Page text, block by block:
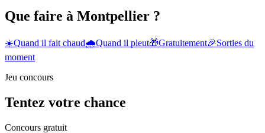
Que faire à Montpellier ?
☀️Quand il fait chaud🌧️Quand il pleut🎁Gratuitement🎉Sorties du
moment
Jeu concours
Tentez votre chance
Concours gratuit